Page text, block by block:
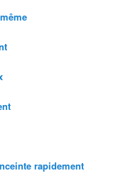
rapidement